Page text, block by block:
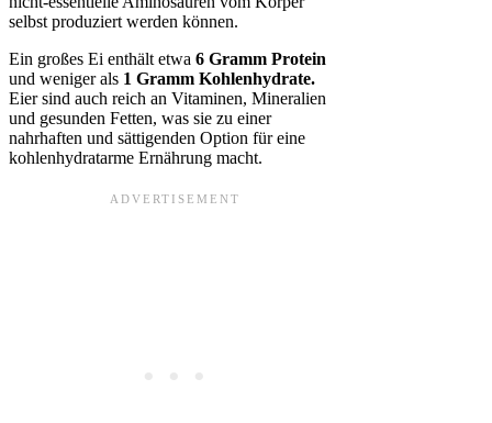
selbst produziert werden können.
Ein großes Ei enthält etwa 6 Gramm Protein
und weniger als 1 Gramm Kohlenhydrate.
Eier sind auch reich an Vitaminen, Mineralien
und gesunden Fetten, was sie zu einer
nahrhaften und sättigenden Option für eine
kohlenhydratarme Ernährung macht.